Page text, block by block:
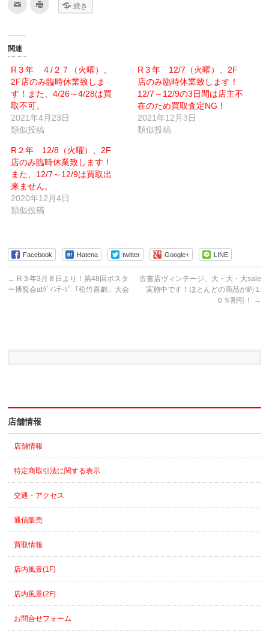
て
達
メ
ー
ル
で
送
信
(新
し
い
ウ
ン
ド
ウ
で
開
き
ま
す)
し
い
ウ
ィ
ン
で
開
す)
続き
関連
R３年 ４/２７（火曜）、
2F店のみ臨時休業致しま
す！また、4/26～4/28は買
取不可。
2021年4月23日
類似投稿
R３年 12/7（火曜）、2F
店のみ臨時休業致します！
12/7～12/9の3日間は店主不
在のため買取査定NG！
2021年12月3日
類似投稿
R２年 12/8（火曜）、2F
店のみ臨時休業致します！
また、12/7～12/9は買取出
来ません。
2020年12月4日
類似投稿
Facebook Hatena twitter Google+ LINE
← R３年3月８日より！第48回ポスタ
ー博覧会atｳﾞｨﾝﾃｰｼﾞ「松竹喜劇」大会
古書店ヴィンテージ、大・大・大sale
実施中です！ほとんどの商品が約１
０％割引！
→
店舗情報
店舗情報
特定商取引法に関する表示
交通・アクセス
通信販売
買取情報
店内風景(1F)
店内風景(2F)
お問合せフォーム